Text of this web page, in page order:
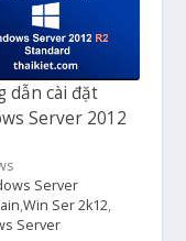
dẫn cài đặt
Server 2012
Server
,Win Ser 2k12,
Server